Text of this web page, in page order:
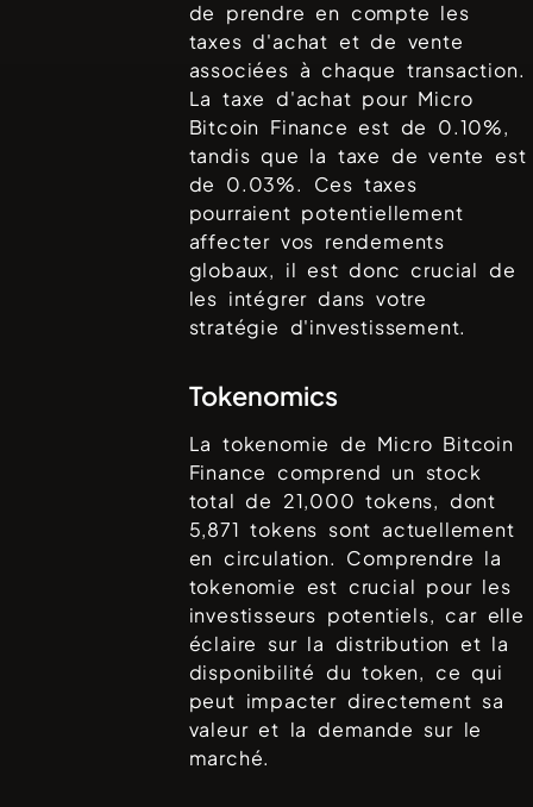
de prendre en compte les
taxes d'achat et de vente
associées à chaque transaction.
La taxe d'achat pour Micro
Bitcoin Finance est de 0.10%,
tandis que la taxe de vente est
de 0.03%. Ces taxes
pourraient potentiellement
affecter vos rendements
globaux, il est donc crucial de
les intégrer dans votre
stratégie d'investissement.
Tokenomics
La tokenomie de Micro Bitcoin
Finance comprend un stock
total de 21,000 tokens, dont
5,871 tokens sont actuellement
en circulation. Comprendre la
tokenomie est crucial pour les
investisseurs potentiels, car elle
éclaire sur la distribution et la
disponibilité du token, ce qui
peut impacter directement sa
valeur et la demande sur le
marché.